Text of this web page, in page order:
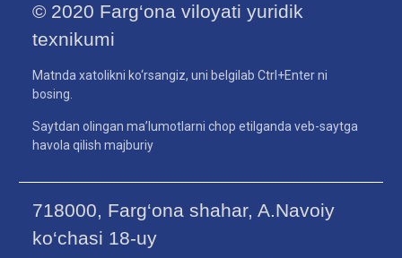
© 2020 Farg‘ona viloyati yuridik
texnikumi
Matnda xatolikni ko‘rsangiz, uni belgilab Ctrl+Enter ni
bosing.
Saytdan olingan ma’lumotlarni chop etilganda veb-saytga
havola qilish majburiy
718000, Farg‘ona shahar, A.Navoiy
ko‘chasi 18-uy